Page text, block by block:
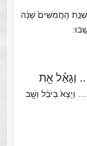
הַֽחֲמִשִּׁים֙ שָׁנָ֔ה
.. וְגָאַ֕ל אֵ֖ת
וְיָצָא֙ בַּיֹּבֵ֔ל וְשָׁ֖ב